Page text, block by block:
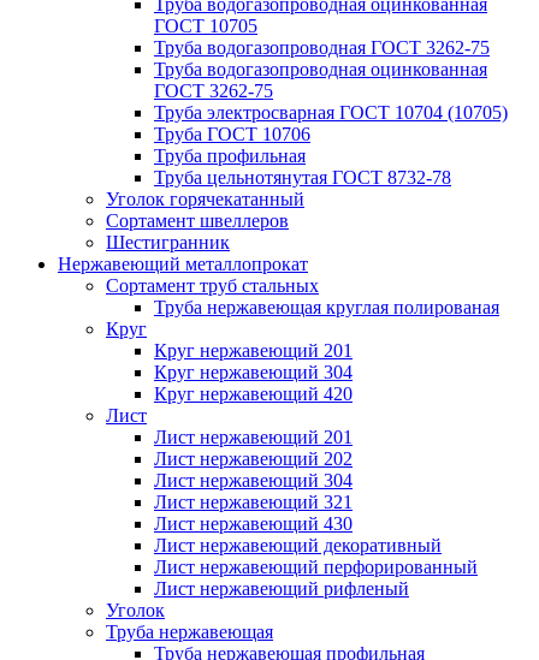
Труба водогазопроводная оцинкованная
ГОСТ 10705
Труба водогазопроводная ГОСТ 3262-75
Труба водогазопроводная оцинкованная
ГОСТ 3262-75
Труба электросварная ГОСТ 10704 (10705)
Труба ГОСТ 10706
Труба профильная
Труба цельнотянутая ГОСТ 8732-78
Уголок горячекатанный
Сортамент швеллеров
Шестигранник
Нержавеющий металлопрокат
Сортамент труб стальных
Труба нержавеющая круглая полированая
Круг
Круг нержавеющий 201
Круг нержавеющий 304
Круг нержавеющий 420
Лист
Лист нержавеющий 201
Лист нержавеющий 202
Лист нержавеющий 304
Лист нержавеющий 321
Лист нержавеющий 430
Лист нержавеющий декоративный
Лист нержавеющий перфорированный
Лист нержавеющий рифленый
Уголок
Труба нержавеющая
Труба нержавеющая профильная